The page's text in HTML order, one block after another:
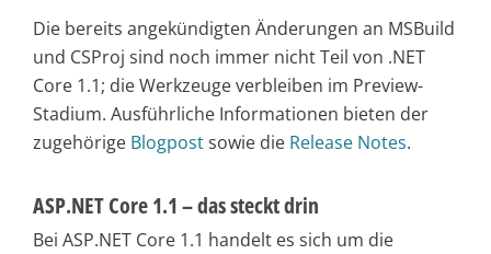
Die bereits angekündigten Änderungen an MSBuild
und CSProj sind noch immer nicht Teil von .NET
Core 1.1; die Werkzeuge verbleiben im Preview-
Stadium. Ausführliche Informationen bieten der
zugehörige Blogpostsowie die Release Notes.
ASP.NET Core 1.1 – das steckt drin
Bei ASP.NET Core 1.1 handelt es sich um die